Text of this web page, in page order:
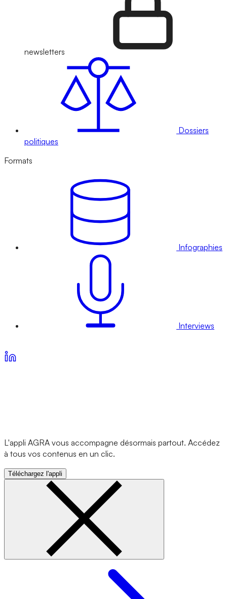
newsletters
Dossiers
politiques
Formats
Infographies
Interviews
L'appli AGRA vous accompagne désormais partout. Accédez
à tous vos contenus en un clic.
Téléchargez l'appli